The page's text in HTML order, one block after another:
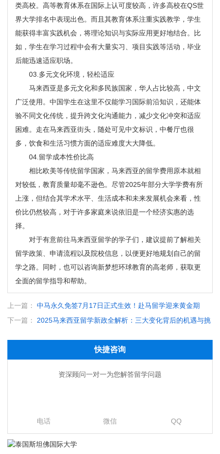
类高校。高等教育体系在国际上认可度较高，许多高校在QS世
界大学排名中表现出色。而且其教育体系注重实践教学，学生
能获得丰富实践机会，将理论知识与实际应用更好地结合。比
如，学生在学习过程中会有大量实习、项目实践等活动，毕业
后能迅速适应职场。
03.多元文化环境，轻松适应
马来西亚是多元文化和多民族国家，华人占比较高，中文
广泛使用。中国学生在这里不仅能学习国际前沿知识，还能体
验不同文化传统，提升跨文化沟通能力，减少文化冲突和适应
困难。走在马来西亚街头，随处可见中文标识，中餐厅也很
多，饮食和生活习惯方面的适应难度大大降低。
04.留学成本性价比高
相比欧美等传统留学国家，马来西亚的留学费用原本就相
对较低，教育质量却毫不逊色。尽管2025年部分大学学费有所
上涨，但结合其学术水平、生活成本和未来发展机会来看，性
价比仍然较高，对于许多家庭来说依旧是一个经济实惠的选
择。
对于有意前往马来西亚留学的学子们，建议提前了解相关
留学政策、申请流程以及院校信息，以便更好地规划自己的留
学之路。同时，也可以咨询新梦想环球教育的高老师，获取更
全面的留学指导和帮助。
上一篇：
中马永久免签7月17日正式生效！赴马留学迎来黄金期
下一篇：
2025马来西亚留学新政全解析：三大变化背后的机遇与挑
快捷咨询
资深顾问一对一为您解答留学问题
电话 微信 QQ